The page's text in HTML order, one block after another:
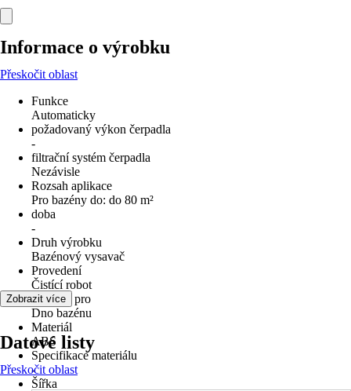
Informace o výrobku
Přeskočit oblast
Funkce
Automaticky
požadovaný výkon čerpadla
-
filtrační systém čerpadla
Nezávisle
Rozsah aplikace
Pro bazény do: do 80 m²
doba
-
Druh výrobku
Bazénový vysavač
Provedení
Čistící robot
Vhodné pro
Dno bazénu
Materiál
ABS
Specifikace materiálu
-
Šířka
Zobrazit více
Datové listy
Přeskočit oblast